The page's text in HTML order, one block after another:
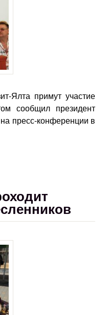
Ялта примут участие
сообщил президент
пресс-конференции в